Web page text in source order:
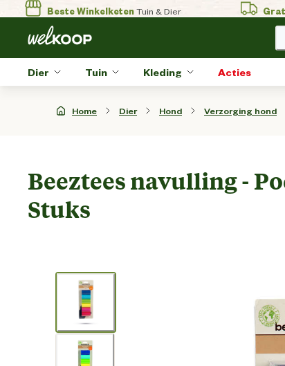
Beste WinkelketenTuin & Dier
Dier Tuin Kleding Acties
Home Dier Hond Verzorging hond
Beeztees navulling -
Stuks